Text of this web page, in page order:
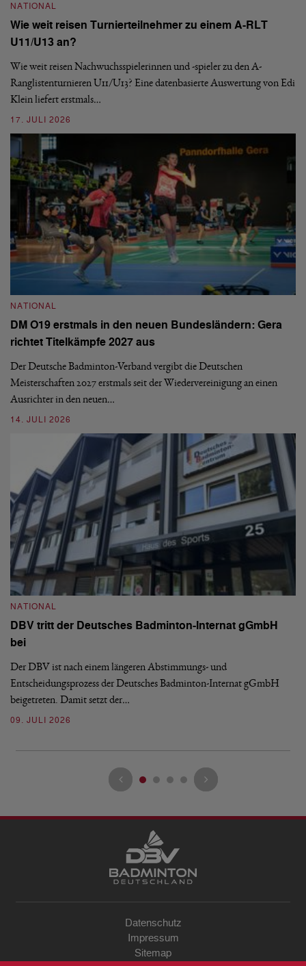
NATIONAL
Wie weit reisen Turnierteilnehmer zu einem A-RLT
U11/U13 an?
Wie weit reisen Nachwuchsspielerinnen und -spieler zu den A-
Ranglistenturnieren U11/U13? Eine datenbasierte Auswertung von Edi
Klein liefert erstmals…
17. JULI 2026
NATIONAL
DM O19 erstmals in den neuen Bundesländern: Gera
richtet Titelkämpfe 2027 aus
Der Deutsche Badminton-Verband vergibt die Deutschen
Meisterschaften 2027 erstmals seit der Wiedervereinigung an einen
Ausrichter in den neuen…
14. JULI 2026
NATIONAL
DBV tritt der Deutsches Badminton-Internat gGmbH
bei
Der DBV ist nach einem längeren Abstimmungs- und
Entscheidungsprozess der Deutsches Badminton-Internat gGmbH
beigetreten. Damit setzt der…
09. JULI 2026
Datenschutz
Impressum
Sitemap